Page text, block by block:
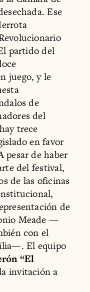
Ese
partido del
juego, y le
de
del
trece
en favor
de haber
del festival,
de las oficinas
de
Meade —
con el
El equipo
“El
invitación a